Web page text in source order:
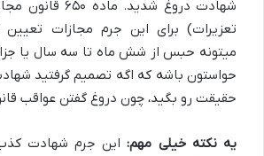
شهادت دروغ شدید.
تعزیرات) برای این جرم مجازات تعیین
میتونه حبس از شش ماه تا سه سال یا
حواستون باشه که اگه تصمیم گرفتید
حقیقت رو بگید، چون دروغ گفتن عواقب
یه نکته خیلی مهم:این جرم شهادت کذب